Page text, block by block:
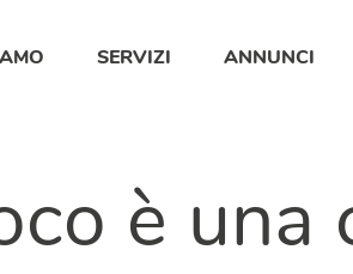
SERVIZI ANNUNCI
è una